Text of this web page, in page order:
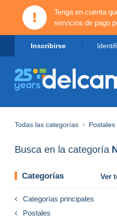
Tenga en cuenta
servicios de pago
Inscribirse
Todas las categorías Postales
Busca en la categoría
Categorías Ver
Categorías principales
Postales